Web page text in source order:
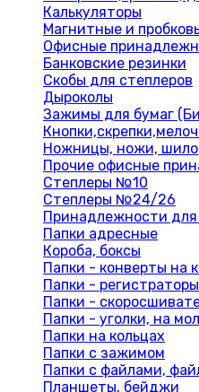
Калькуляторы
Магнитные и
Офисные
Банковские резинки
Скобы для степлеров
Дыроколы
Зажимы для бумаг
Ножницы, ножи, шило
Прочие офисные
Степлеры №10
Степлеры №24/26
Принадлежности
Папки адресные
Короба, боксы
Папки - конверты на
Папки - регистраторы
Папки -
Папки - уголки, на
Папки на кольцах
Папки с зажимом
Папки с файлами,
Планшеты, бейджи